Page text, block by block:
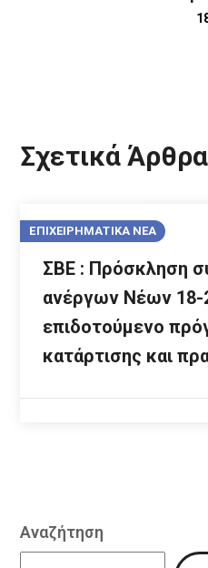
Σχετικά Άρθρα
ΕΠΙΧΕΙΡΗΜΑΤΙΚΑ ΝΕΑ
ΣΒΕ : Πρόσκληση
ανέργων Νέων 18-
επιδοτούμενο
κατάρτισης και
Αναζήτηση